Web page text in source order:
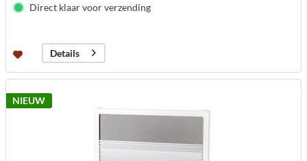
Direct klaar voor verzending
Details
NIEUW